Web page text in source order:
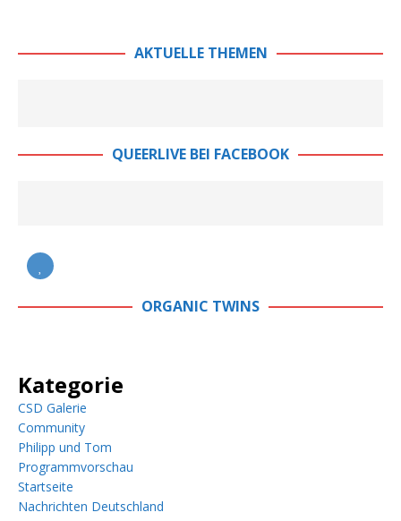
AKTUELLE THEMEN
QUEERLIVE BEI FACEBOOK
ORGANIC TWINS
Kategorie
CSD Galerie
Community
Philipp und Tom
Programmvorschau
Startseite
Nachrichten Deutschland